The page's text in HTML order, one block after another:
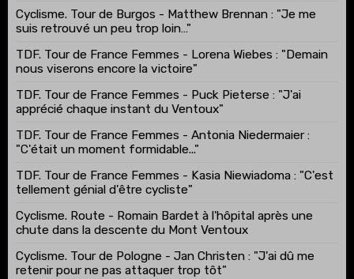
Cyclisme. Tour de Burgos - Matthew Brennan : "Je me
suis retrouvé un peu trop loin…"
TDF. Tour de France Femmes - Lorena Wiebes : "Demain
nous viserons encore la victoire"
TDF. Tour de France Femmes - Puck Pieterse : "J'ai
apprécié chaque instant du Ventoux"
TDF. Tour de France Femmes - Antonia Niedermaier :
"C'était un moment formidable..."
TDF. Tour de France Femmes - Kasia Niewiadoma : "C'est
tellement génial d'être cycliste"
Cyclisme. Route - Romain Bardet à l'hôpital après une
chute dans la descente du Mont Ventoux
Cyclisme. Tour de Pologne - Jan Christen : "J'ai dû me
retenir pour ne pas attaquer trop tôt"